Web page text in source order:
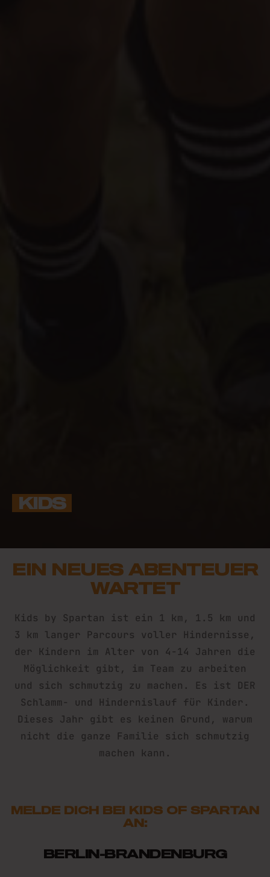
KIDS
EIN NEUES ABENTEUER
WARTET
Kids by Spartan ist ein 1 km, 1.5 km und
3 km langer Parcours voller Hindernisse,
der Kindern im Alter von 4-14 Jahren die
Möglichkeit gibt, im Team zu arbeiten
und sich schmutzig zu machen. Es ist DER
Schlamm- und Hindernislauf für Kinder.
Dieses Jahr gibt es keinen Grund, warum
nicht die ganze Familie sich schmutzig
machen kann.
MELDE DICH BEI KIDS OF SPARTAN
AN:
BERLIN-BRANDENBURG